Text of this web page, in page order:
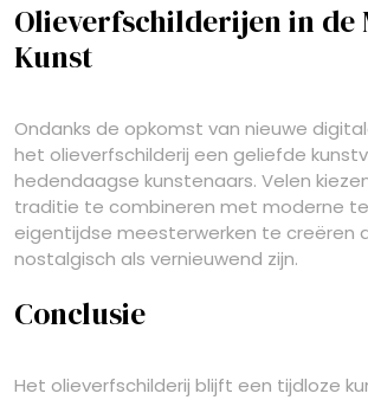
Olieverfschilderijen in de
Kunst
Ondanks de opkomst van nieuwe
het olieverfschilderij een geliefde
hedendaagse kunstenaars. Velen
traditie te combineren met moderne
eigentijdse meesterwerken te creëren
nostalgisch als vernieuwend zijn.
Conclusie
Het olieverfschilderij blijft een tijdloze